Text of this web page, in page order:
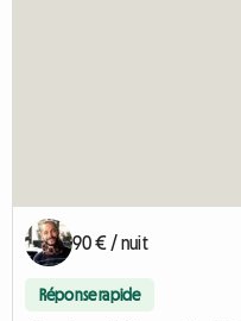
90 € / nuit
Réponse rapide